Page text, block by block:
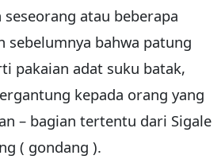
atau beberapa
sebelumnya bahwa patung
pakaian adat suku batak,
kepada orang yang
– bagian tertentu dari Sigale
( gondang ).